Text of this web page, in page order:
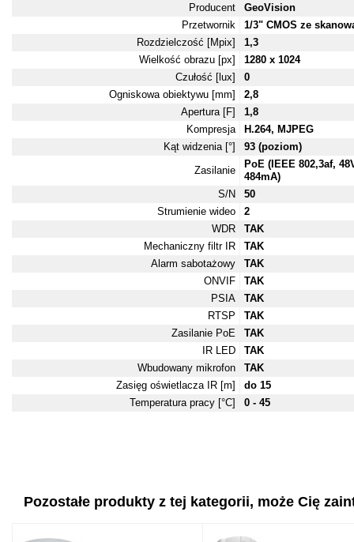
Producent
GeoVision
Przetwornik
1/3" CMOS ze
Rozdzielczość [Mpix]
1,3
Wielkość obrazu [px]
1280 x 1024
Czułość [lux]
0
Ogniskowa obiektywu [mm]
2,8
Apertura [F]
1,8
Kompresja
H.264, MJPEG
Kąt widzenia [°]
93 (poziom)
Zasilanie
PoE (IEEE 802,3af,
484mA)
S/N
50
Strumienie wideo
2
WDR
TAK
Mechaniczny filtr IR
TAK
Alarm sabotażowy
TAK
ONVIF
TAK
PSIA
TAK
RTSP
TAK
Zasilanie PoE
TAK
IR LED
TAK
Wbudowany mikrofon
TAK
Zasięg oświetlacza IR [m]
do 15
Temperatura pracy [°C]
0 - 45
Pozostałe produkty z tej kategorii, może Cię